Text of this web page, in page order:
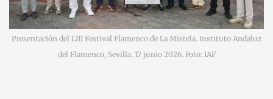
Presentación del LIII Festival Flamenco de La Mistela. Instituto Andaluz
del Flamenco, Sevilla. 17 junio 2026. Foto: IAF